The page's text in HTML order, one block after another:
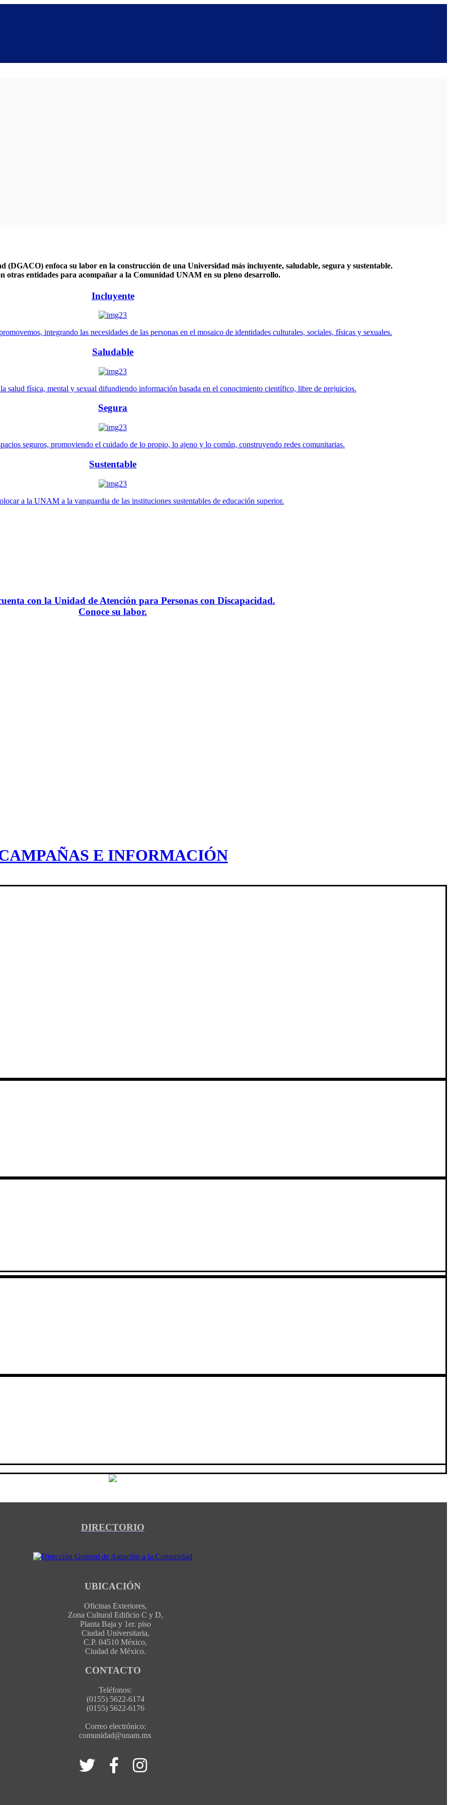
(DGACO) enfoca su labor en la construcción de una Universidad más incluyente, saludable, segura y sustentable.
otras entidades para acompañar a la Comunidad UNAM en su pleno desarrollo.
Incluyente
integrando las necesidades de las personas en el mosaico de identidades culturales, sociales, físicas y sexuales.
Saludable
salud física, mental y sexual difundiendo información basada en el conocimiento científico, libre de prejuicios.
Segura
seguros, promoviendo el cuidado de lo propio, lo ajeno y lo común, construyendo redes comunitarias.
Sustentable
a la UNAM a la vanguardia de las instituciones sustentables de educación superior.
con la Unidad de Atención para Personas con Discapacidad.
Conoce su labor.
E INFORMACIÓN
DIRECTORIO
UBICACIÓN
Oficinas Exteriores,
Zona Cultural Edificio C y D,
Planta Baja y 1er. piso
Ciudad Universitaria,
C.P. 04510 México,
Ciudad de México.
CONTACTO
Teléfonos:
(0155) 5622-6174
(0155) 5622-6176
Correo electrónico:
comunidad@unam.mx